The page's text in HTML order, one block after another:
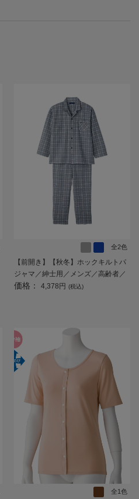
全2色
【前開き】【秋冬】ホックキルトパ
ジャマ／紳士用／メンズ／高齢者／
シニア／洗濯機OK／ホックボタン／
価格： 4,378円 (税込)
全1色